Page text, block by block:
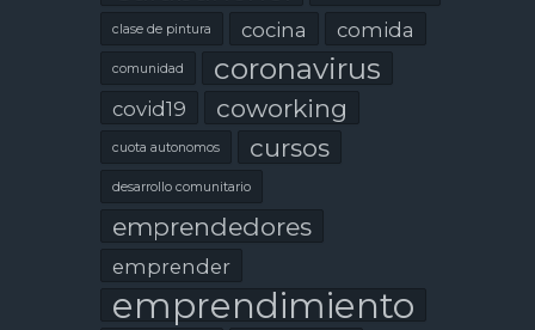
clase de pintura cocina comida
comunidad coronavirus
covid19 coworking
cuota autonomos cursos
desarrollo comunitario
emprendedores
emprender
emprendimiento